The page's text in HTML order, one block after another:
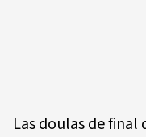
Las doulas de